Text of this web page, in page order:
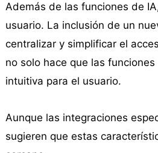
Además de las funciones de
usuario. La inclusión de un
centralizar y simplificar el
no solo hace que las
intuitiva para el usuario.
Aunque las integraciones
sugieren que estas